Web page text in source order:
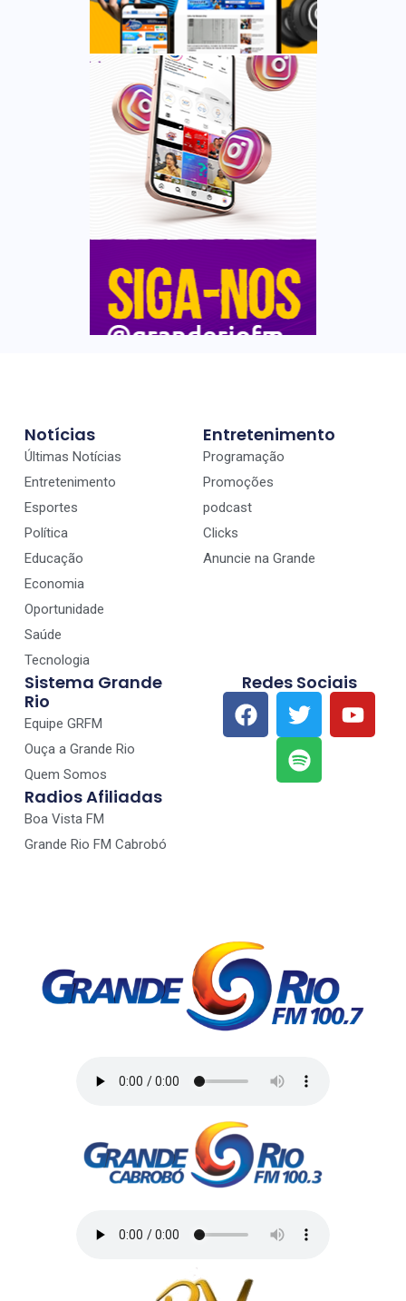
Notícias
Últimas Notícias
Entretenimento
Esportes
Política
Educação
Economia
Oportunidade
Saúde
Tecnologia
Entretenimento
Programação
Promoções
podcast
Clicks
Anuncie na Grande
Sistema Grande
Rio
Equipe GRFM
Ouça a Grande Rio
Quem Somos
Radios Afiliadas
Boa Vista FM
Grande Rio FM Cabrobó
Redes Sociais